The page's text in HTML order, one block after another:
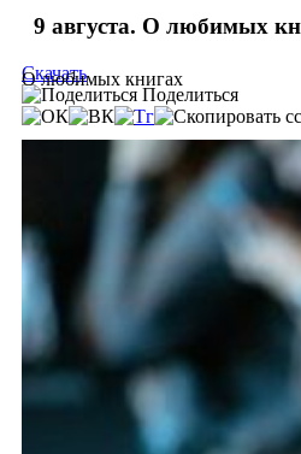
9 августа. О любимых
О любимых книгах
Скачать
Поделиться